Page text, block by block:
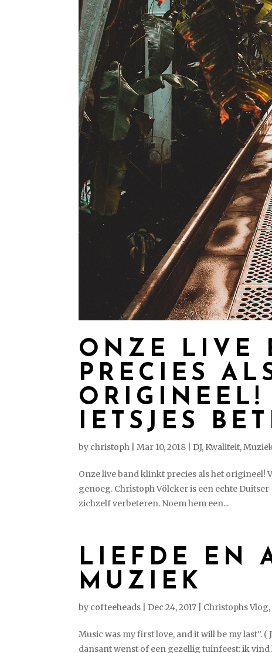
ONZE LIVE
PRECIES
ORIGINEEL!
IETSJES
by christoph |Mar 10, 2018 DJ, Kwaliteit,
Onze live band klinkt precies als het origineel!
genoeg. Christoph Völcker is een echte
zichzelf verbeteren. Noem hem een...
LIEFDE EN
MUZIEK
by coffeeheads Dec 24, 2017 Christophs Vlog,
Music was my first love, and it will be my last”.
dansant wenst of een gezellig tuinfeest: ik